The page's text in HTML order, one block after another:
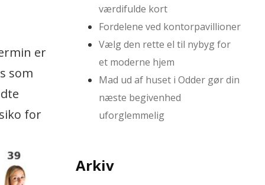
er
som
for
værdifulde kort
Fordelene ved kontorpavillioner
Vælg den rette el til nybyg for
et moderne hjem
Mad ud af huset i Odder gør din
næste begivenhed
uforglemmelig
Arkiv